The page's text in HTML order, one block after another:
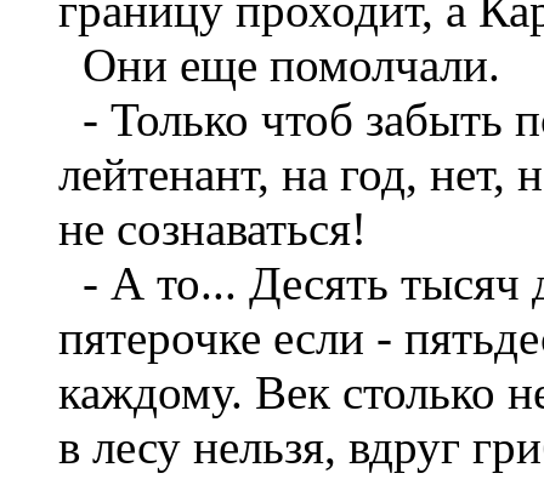
Они еще помолчали.
- Только чтоб забыть
лейтенант, на год,
не сознаваться!
- А то... Десять тысяч
пятерочке если -
каждому. Век столько
в лесу нельзя, вдруг